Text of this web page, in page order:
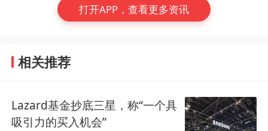
打开APP，查看更多资讯
相关推荐
Lazard基金抄底三星，称“一个具
吸引力的买入机会”